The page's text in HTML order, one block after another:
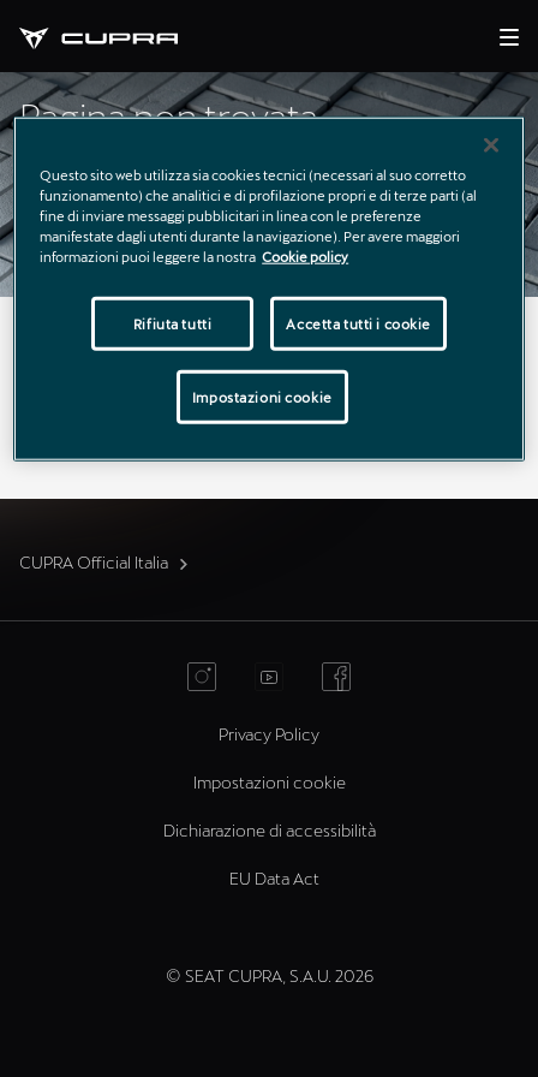
Pagina non trovata
La pagina richiesta non è stata trovata.
Puoi continuare a esplorare il sito usando il menù di
navigazione qui sopra.
CUPRA Official Italia
Privacy Policy
Impostazioni cookie
Dichiarazione di accessibilità
EU Data Act
© SEAT CUPRA, S.A.U. 2026
Questo sito web utilizza sia cookies tecnici (necessari al suo corretto
funzionamento) che analitici e di profilazione propri e di terze parti (al
fine di inviare messaggi pubblicitari in linea con le preferenze
manifestate dagli utenti durante la navigazione). Per avere maggiori
informazioni puoi leggere la nostra Cookie policy
Rifiuta tutti Accetta tutti i cookie
Impostazioni cookie